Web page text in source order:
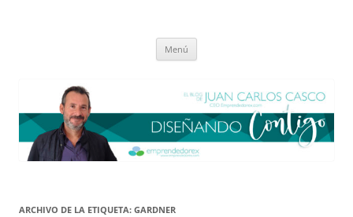
Menú
ARCHIVO DE LA ETIQUETA: GARDNER